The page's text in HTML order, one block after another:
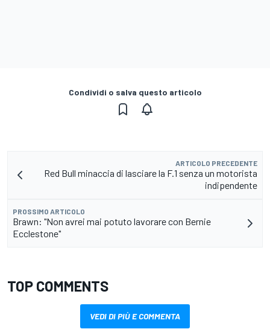
Condividi o salva questo articolo
ARTICOLO PRECEDENTE
Red Bull minaccia di lasciare la F.1 senza un motorista
indipendente
PROSSIMO ARTICOLO
Brawn: "Non avrei mai potuto lavorare con Bernie
Ecclestone"
TOP COMMENTS
VEDI DI PIÙ E COMMENTA